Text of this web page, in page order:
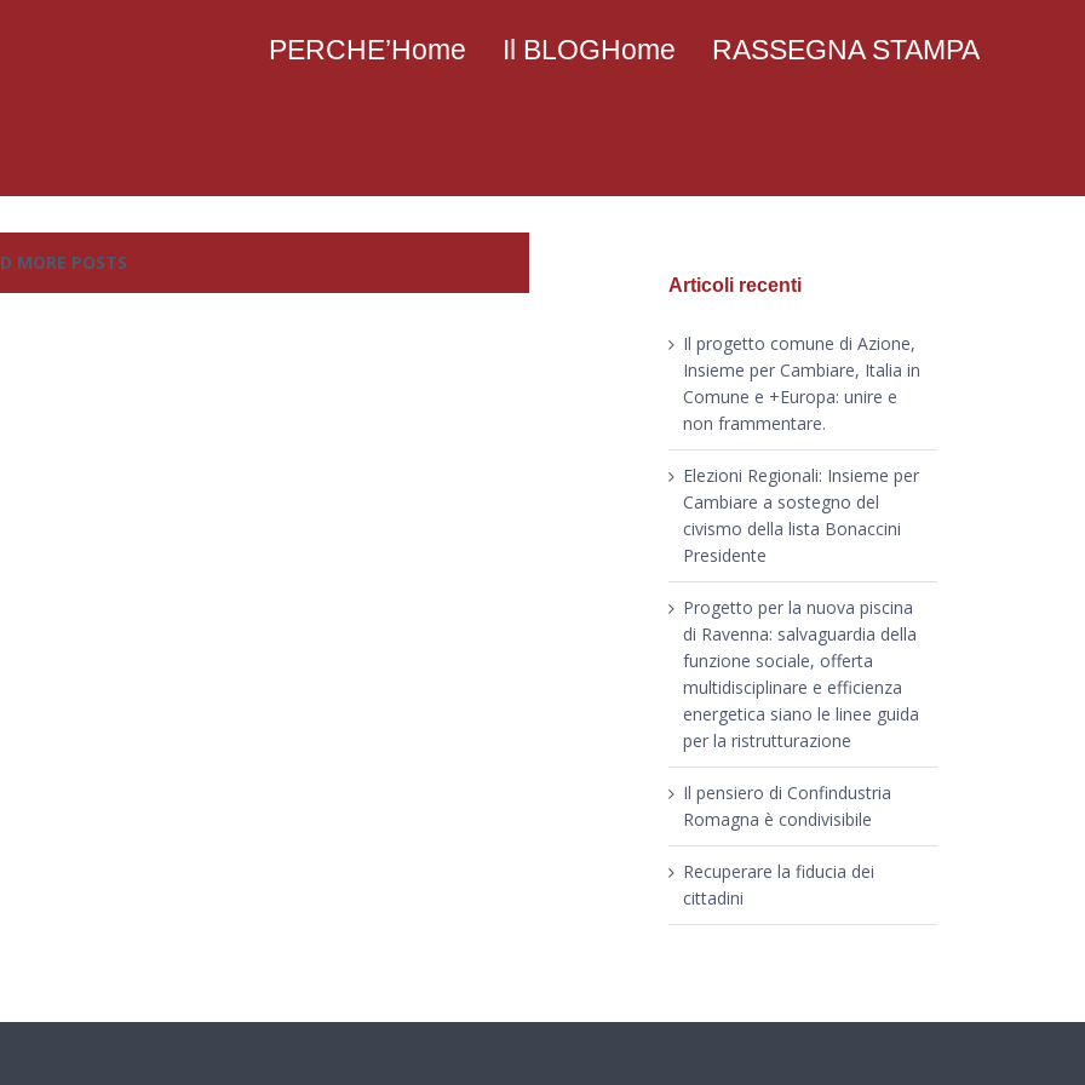
PERCHE’Home Il BLOGHome RASSEGNA STAMPA
MORE POSTS
Articoli recenti
Il progetto comune di Azione,
Insieme per Cambiare, Italia in
Comune e +Europa: unire e
non frammentare.
Elezioni Regionali: Insieme per
Cambiare a sostegno del
civismo della lista Bonaccini
Presidente
Progetto per la nuova piscina
di Ravenna: salvaguardia della
funzione sociale, offerta
multidisciplinare e efficienza
energetica siano le linee guida
per la ristrutturazione
Il pensiero di Confindustria
Romagna è condivisibile
Recuperare la fiducia dei
cittadini